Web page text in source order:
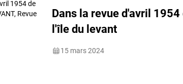
Dans la revue d'avril
l'île du levant
15 mars 2024